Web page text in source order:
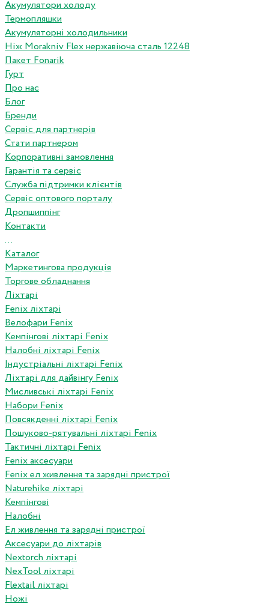
Акумулятори холоду
Термопляшки
Акумуляторні холодильники
Ніж Morakniv Flex нержавіюча сталь 12248
Пакет Fonarik
Гурт
Про нас
Блог
Бренди
Сервіс для партнерів
Стати партнером
Корпоративні замовлення
Гарантія та сервіс
Служба підтримки клієнтів
Сервіс оптового порталу
Дропшиппінг
Контакти
...
Каталог
Маркетингова продукція
Торгове обладнання
Ліхтарі
Fenix ліхтарі
Велофари Fenix
Кемпінгові ліхтарі Fenix
Налобні ліхтарі Fenix
Індустріальні ліхтарі Fenix
Ліхтарі для дайвінгу Fenix
Мисливські ліхтарі Fenix
Набори Fenix
Повсякденні ліхтарі Fenix
Пошуково-рятувальні ліхтарі Fenix
Тактичні ліхтарі Fenix
Fenix аксесуари
Fenix ел живлення та зарядні пристрої
Naturehike ліхтарі
Кемпінгові
Налобні
Ел живлення та зарядні пристрої
Аксесуари до ліхтарів
Nextorch ліхтарі
NexTool ліхтарі
Flextail ліхтарі
Ножі